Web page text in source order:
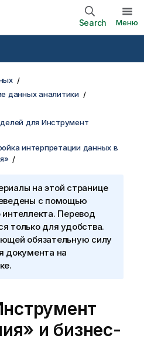
Search Меню
данных аналитики
для Инструмент
интерпретации данных в
на этой странице
с помощью
интеллекта. Перевод
только для удобства.
обязательную силу
документа на
и бизнес-